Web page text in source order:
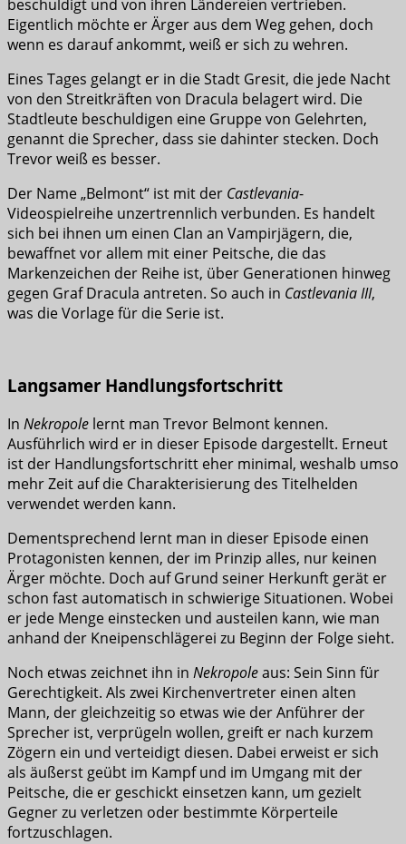
beschuldigt und von ihren Ländereien vertrieben.
Eigentlich möchte er Ärger aus dem Weg gehen, doch
wenn es darauf ankommt, weiß er sich zu wehren.
Eines Tages gelangt er in die Stadt Gresit, die jede Nacht
von den Streitkräften von Dracula belagert wird. Die
Stadtleute beschuldigen eine Gruppe von Gelehrten,
genannt die Sprecher, dass sie dahinter stecken. Doch
Trevor weiß es besser.
Der Name „Belmont“ ist mit der Castlevania-
Videospielreihe unzertrennlich verbunden. Es handelt
sich bei ihnen um einen Clan an Vampirjägern, die,
bewaffnet vor allem mit einer Peitsche, die das
Markenzeichen der Reihe ist, über Generationen hinweg
gegen Graf Dracula antreten. So auch in Castlevania III,
was die Vorlage für die Serie ist.
Langsamer Handlungsfortschritt
In Nekropole lernt man Trevor Belmont kennen.
Ausführlich wird er in dieser Episode dargestellt. Erneut
ist der Handlungsfortschritt eher minimal, weshalb umso
mehr Zeit auf die Charakterisierung des Titelhelden
verwendet werden kann.
Dementsprechend lernt man in dieser Episode einen
Protagonisten kennen, der im Prinzip alles, nur keinen
Ärger möchte. Doch auf Grund seiner Herkunft gerät er
schon fast automatisch in schwierige Situationen. Wobei
er jede Menge einstecken und austeilen kann, wie man
anhand der Kneipenschlägerei zu Beginn der Folge sieht.
Noch etwas zeichnet ihn in Nekropoleaus: Sein Sinn für
Gerechtigkeit. Als zwei Kirchenvertreter einen alten
Mann, der gleichzeitig so etwas wie der Anführer der
Sprecher ist, verprügeln wollen, greift er nach kurzem
Zögern ein und verteidigt diesen. Dabei erweist er sich
als äußerst geübt im Kampf und im Umgang mit der
Peitsche, die er geschickt einsetzen kann, um gezielt
Gegner zu verletzen oder bestimmte Körperteile
fortzuschlagen.